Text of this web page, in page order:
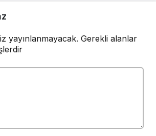
yayınlanmayacak. Gerekli alanlar